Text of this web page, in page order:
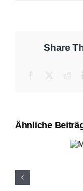
Neue
Mann?
Share
Ähnliche